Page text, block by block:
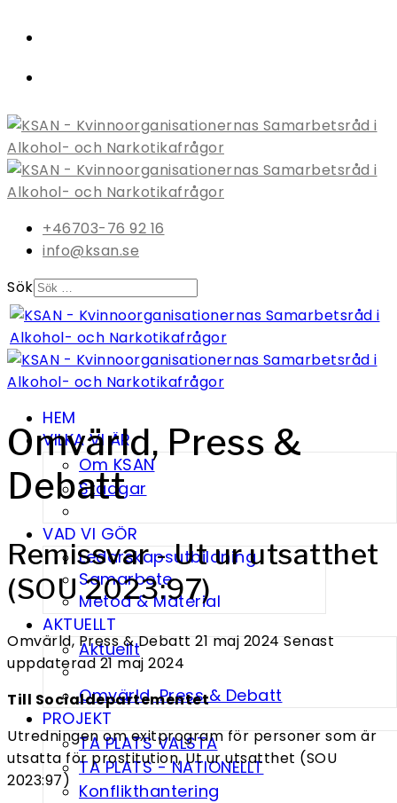
+46703-76 92 16
info@ksan.se
Sök
HEM
VILKA VI ÄR
Om KSAN
Stadgar
VAD VI GÖR
Ledarskapsutbildning
Samarbete
Metod & Material
AKTUELLT
Aktuellt
Omvärld, Press & Debatt
PROJEKT
TA PLATS VALSTA
TA PLATS - NATIONELLT
Konflikthantering
Omvärld, Press &
Debatt
Remissvar - Ut ur utsatthet
(SOU 2023:97)
Omvärld, Press & Debatt 21 maj 2024 Senast
uppdaterad 21 maj 2024
Till Socialdepartementet
Utredningen om exitprogram för personer som är
utsatta för prostitution, Ut ur utsatthet (SOU
2023:97)